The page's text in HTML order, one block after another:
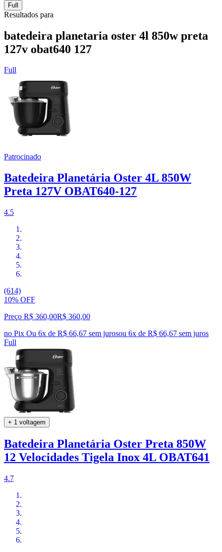
Full
Resultados para
batedeira planetaria oster 4l 850w preta
127v obat640 127
Full
Patrocinado
Batedeira Planetária Oster 4L 850W
Preta 127V OBAT640-127
4.5
(614)
10% OFF
Preço R$ 360,00R$ 360,00
no Pix Ou 6x de R$ 66,67 sem jurosou 6x de R$ 66,67 sem juros
Full
+ 1 voltagem
Batedeira Planetária Oster Preta 850W
12 Velocidades Tigela Inox 4L OBAT641
4.7